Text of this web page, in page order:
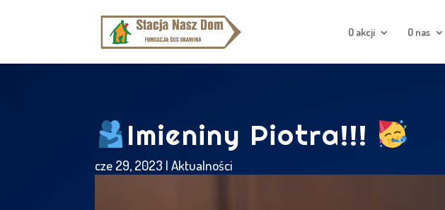
O akcji O nas
Imieniny Piotra!!!
cze 29, 2023 |Aktualności